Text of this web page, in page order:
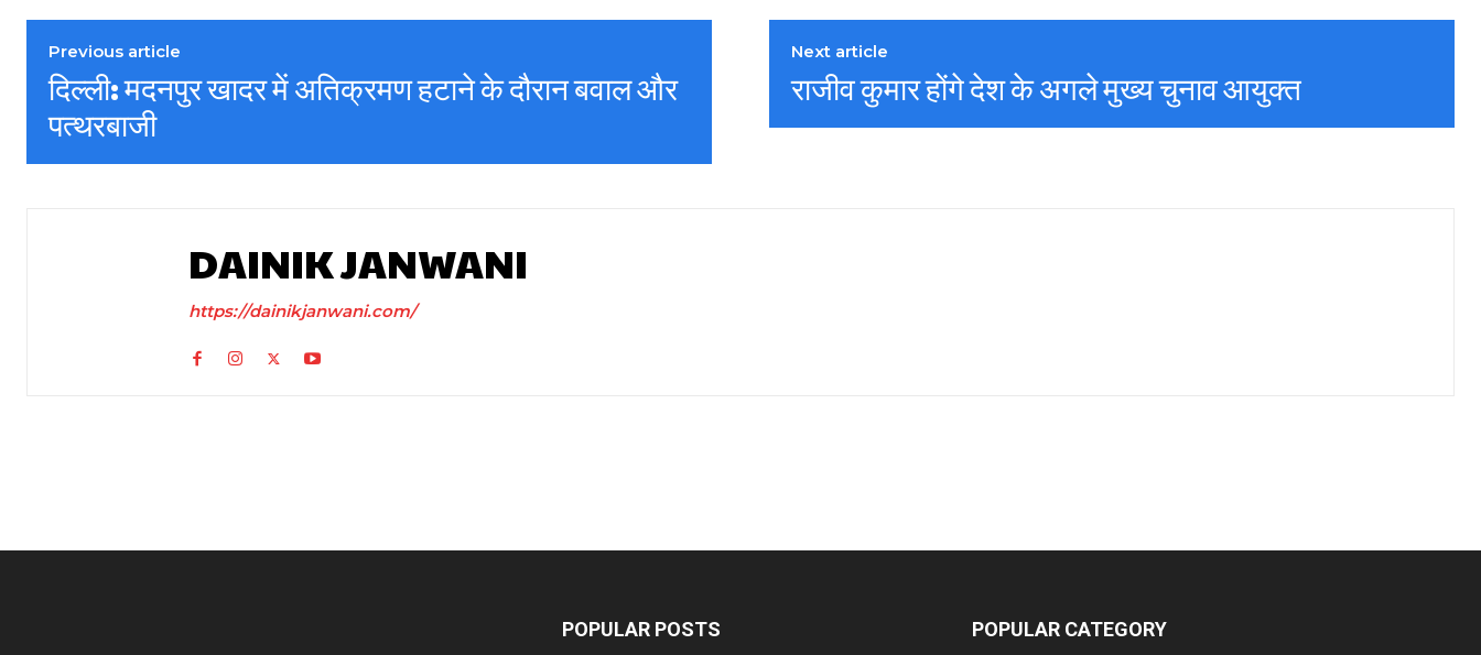
Previous article
दिल्ली: मदनपुर खादर में अतिक्रमण हटाने के दौरान बवाल और
पत्थरबाजी
Next article
राजीव कुमार होंगे देश के अगले मुख्य चुनाव आयुक्त
DAINIK JANWANI
https://dainikjanwani.com/
POPULAR POSTS POPULAR CATEGORY